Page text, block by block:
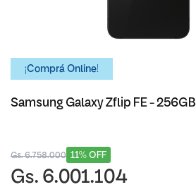
¡Comprá Online!
Samsung Galaxy Zflip FE - 256GB
11% OFF
Gs. 6.758.000
Gs. 6.001.104